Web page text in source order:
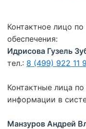
Контактное лицо
обеспечения:
Идрисова Гузель
тел.: 8 (499) 922 11
Контактные лица
информации в
Манзуров Андрей